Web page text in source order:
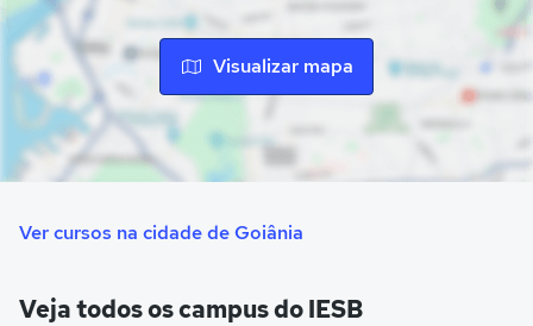
graduação, além de hospedar o Colégio IESB, composto
pelo Ensino Médio e Fundamental. A unidade também é
equipada com salas de aula e laboratórios.
O IESB conta, ainda, com polos espalhados por todo o país
que assistem aos estudantes da modalidade EaD.
Visualizar mapa
Ver cursos na cidade de Goiânia
Veja todos os campus do IESB